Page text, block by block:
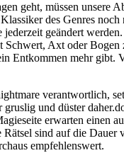
geht, müssen unsere
des Genres
geändert
Axt oder
Entkommen mehr
verantwortlich,
und düster
erwarten einen
sind auf die Dauer
empfehlenswert.